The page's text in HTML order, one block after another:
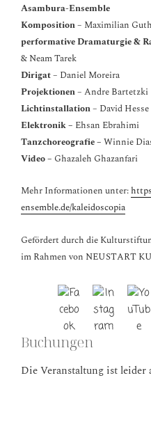
Asambura-Ensemble
Komposition– Maximilian Guth
performative Dramaturgie &
& Neam Tarek
Dirigat– Daniel Moreira
Projektionen– Andre Bartetzki
Lichtinstallation– David Hesse
Elektronik – Ehsan Ebrahimi
Tanzchoreografie – Winnie
Video – Ghazaleh Ghazanfari
Mehr Informationen unter:
ensemble.de/kaleidoscopia
Gefördert durch die
im Rahmen von NEUSTART
Buchungen
Die Veranstaltung ist leider